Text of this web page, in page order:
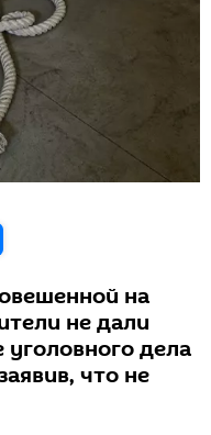
на
не дали
уголовного дела
что не